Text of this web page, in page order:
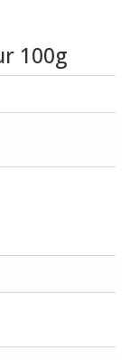
100g